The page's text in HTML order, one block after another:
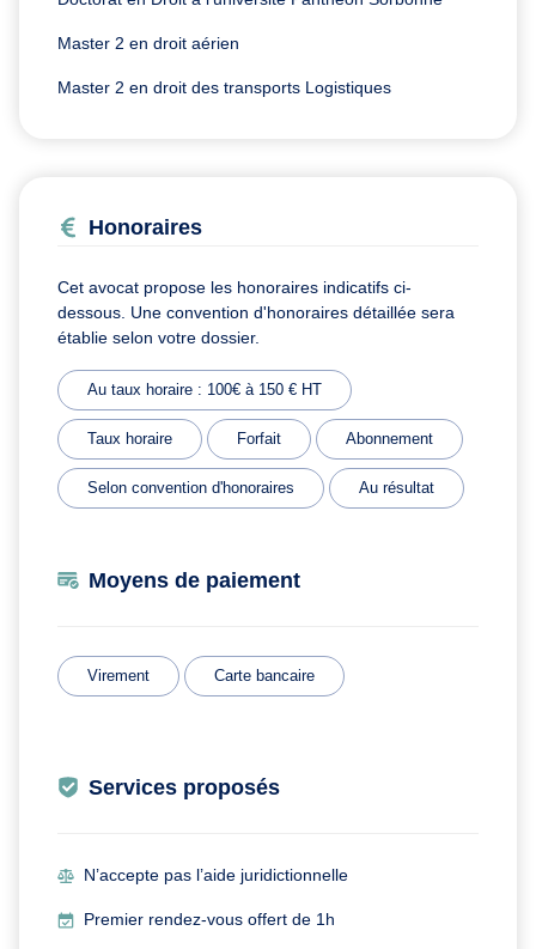
Master 2 en droit aérien
Master 2 en droit des transports Logistiques
Honoraires
Cet avocat propose les honoraires indicatifs ci-
dessous. Une convention d'honoraires détaillée sera
établie selon votre dossier.
Au taux horaire : 100€ à 150 € HT
Taux horaire Forfait Abonnement
Selon convention d'honoraires Au résultat
Moyens de paiement
Virement Carte bancaire
Services proposés
N’accepte pas l’aide juridictionnelle
Premier rendez-vous offert de 1h